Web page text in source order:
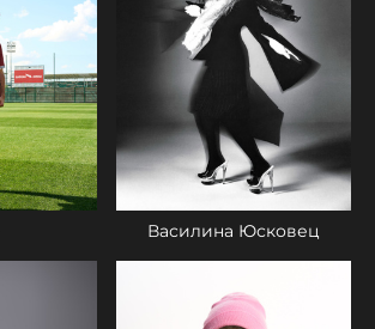
Василина Юсковец